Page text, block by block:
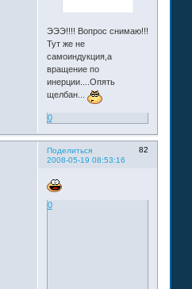
ЭЭЭ!!!! Вопрос снимаю!!!
Тут же не
самоиндукция,а
вращение по
инерции....Опять
щелбан...
0
Поделиться
82
2008-05-19 08:53:16
0